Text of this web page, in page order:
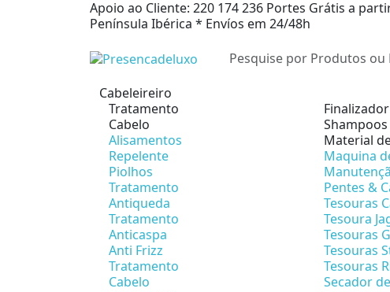
Apoio ao Cliente: 220 174 236 Portes Grátis a
Península Ibérica * Envíos em 24/48h
Cabeleireiro
Tratamento
Cabelo
Alisamentos
Repelente
Piolhos
Tratamento
Antiqueda
Tratamento
Anticaspa
Anti Frizz
Tratamento
Cabelo
Material
Maquina
Pentes &
Tesouras
Tesoura
Tesouras
Tesouras
Tesouras
Secador